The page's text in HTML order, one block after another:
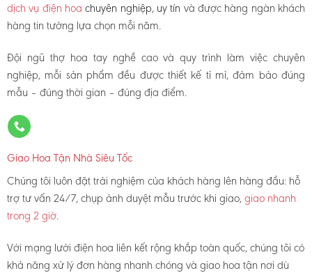
dịch vụ điện hoachuyên nghiệp, uy tín và được hàng ngàn khách
hàng tin tưởng lựa chọn mỗi năm.
Đội ngũ thợ hoa tay nghề cao và quy trình làm việc chuyên
nghiệp, mỗi sản phẩm đều được thiết kế tỉ mỉ, đảm bảo đúng
mẫu – đúng thời gian – đúng địa điểm.
Giao Hoa Tận Nhà Siêu Tốc
Chúng tôi luôn đặt trải nghiệm của khách hàng lên hàng đầu: hỗ
trợ tư vấn 24/7, chụp ảnh duyệt mẫu trước khi giao,giao nhanh
trong 2 giờ.
Với mạng lưới điện hoa liên kết rộng khắp toàn quốc, chúng tôi có
khả năng xử lý đơn hàng nhanh chóng và giao hoa tận nơi dù